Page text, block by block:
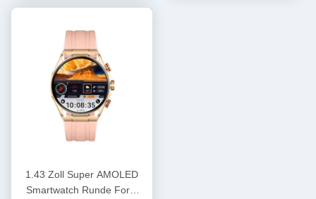
1.43 Zoll Super AMOLED
Smartwatch Runde Form